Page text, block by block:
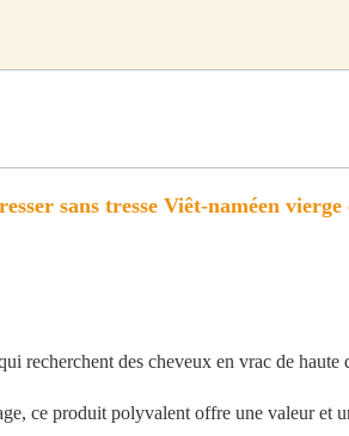
sans tresse Viêt-naméen
des cheveux en vrac de haute
ce produit polyvalent offre une valeur et